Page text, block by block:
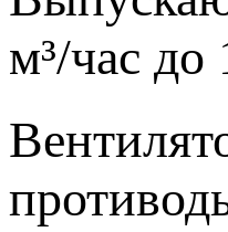
м³/час до